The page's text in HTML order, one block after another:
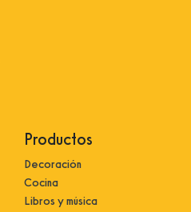
Productos
Decoración
Cocina
Libros y música